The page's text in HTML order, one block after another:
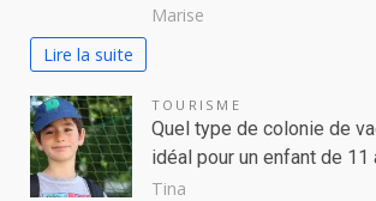
Marise
Lire la suite
TOURISME
Quel type de colonie de
idéal pour un enfant de 11
Tina